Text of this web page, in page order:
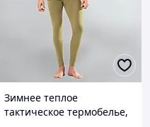
Зимнее теплое
тактическое термобелье,